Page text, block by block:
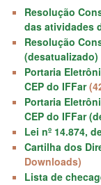
Resolução
das atividades
Resolução
(desatualizado)
Portaria
CEP do IFFar
Portaria
CEP do IFFar
Lei nº 14.874,
Cartilha dos
Downloads)
Lista de